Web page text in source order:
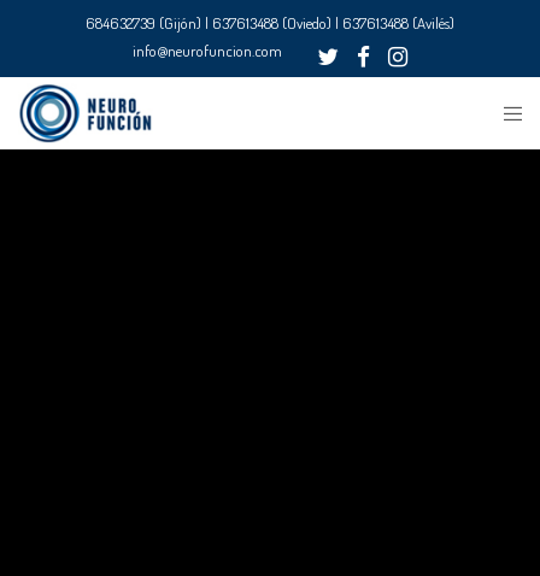
684632739 (Gijón) | 637613488 (Oviedo) | 637613488 (Avilés)
info@neurofuncion.com